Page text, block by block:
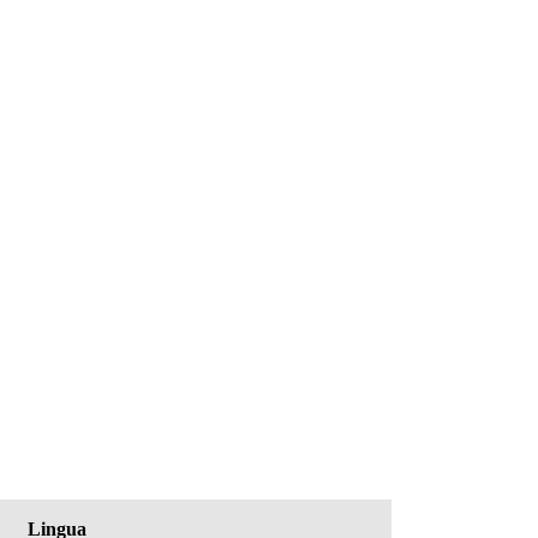
Lingua